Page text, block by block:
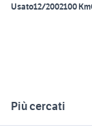
Usato12/2002100 Km
Più cercati